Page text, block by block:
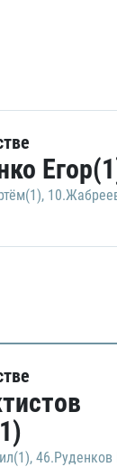
,
, 46.Руденков